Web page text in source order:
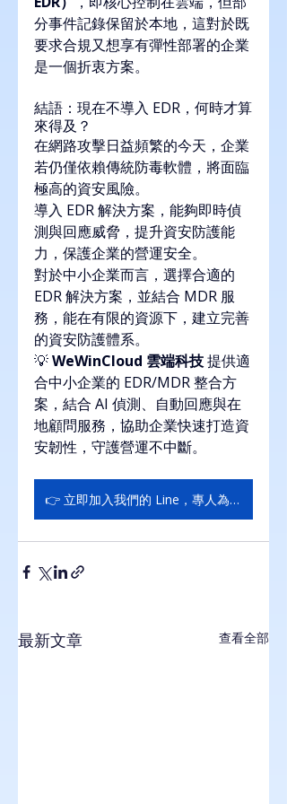
分事件記錄保留於本地，這對於既
要求合規又想享有彈性部署的企業
是一個折衷方案。
結語：現在不導入 EDR，何時才算
來得及？
在網路攻擊日益頻繁的今天，企業
若仍僅依賴傳統防毒軟體，將面臨
極高的資安風險。
導入 EDR 解決方案，能夠即時偵
測與回應威脅，提升資安防護能
力，保護企業的營運安全。
對於中小企業而言，選擇合適的
EDR 解決方案，並結合 MDR 服
務，能在有限的資源下，建立完善
的資安防護體系。
💡 WeWinCloud 雲端科技 提供適
合中小企業的 EDR/MDR 整合方
案，結合 AI 偵測、自動回應與在
地顧問服務，協助企業快速打造資
安韌性，守護營運不中斷。
👉 立即加入我們的 Line，專人為您服務！
最新文章 查看全部